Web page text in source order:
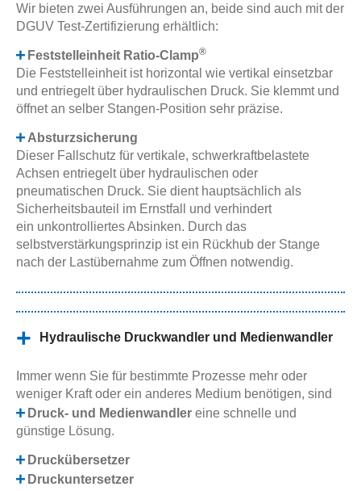
Wir bieten zwei Ausführungen an, beide sind auch mit der
DGUV Test-Zertifizierung erhältlich:
Feststelleinheit Ratio-Clamp®
Die Feststelleinheit ist horizontal wie vertikal einsetzbar
und entriegelt über hydraulischen Druck. Sie klemmt und
öffnet an selber Stangen-Position sehr präzise.
Absturzsicherung
Dieser Fallschutz für vertikale, schwerkraftbelastete
Achsen entriegelt über hydraulischen oder
pneumatischen Druck. Sie dient hauptsächlich als
Sicherheitsbauteil im Ernstfall und verhindert
ein unkontrolliertes Absinken. Durch das
selbstverstärkungsprinzip ist ein Rückhub der Stange
nach der Lastübernahme zum Öffnen notwendig.
Hydraulische Druckwandler und Medienwandler
Immer wenn Sie für bestimmte Prozesse mehr oder
weniger Kraft oder ein anderes Medium benötigen, sind
Druck- und Medienwandler eine schnelle und
günstige Lösung.
Druckübersetzer
Druckuntersetzer